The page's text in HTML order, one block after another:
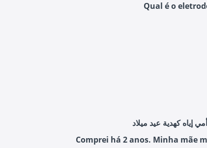
Qual é o
Comprei há 2 anos. Minha mãe